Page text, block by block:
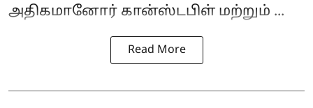
அதிகமானோர் கான்ஸ்டபிள் மற்றும் ...
Read More